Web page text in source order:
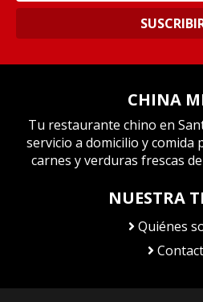
CHINA
Tu restaurante chino en
servicio a domicilio y comida
carnes y verduras frescas
NUESTRA
Quiénes